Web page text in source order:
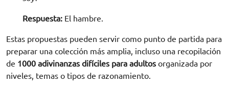
Respuesta: El hambre.
Estas propuestas pueden servir como punto de partida para
preparar una colección más amplia, incluso una recopilación
de 1000 adivinanzas difíciles para adultos organizada por
niveles, temas o tipos de razonamiento.